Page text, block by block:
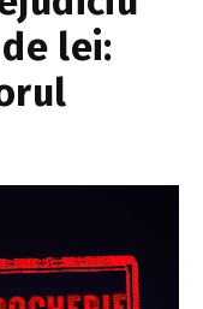
lei: